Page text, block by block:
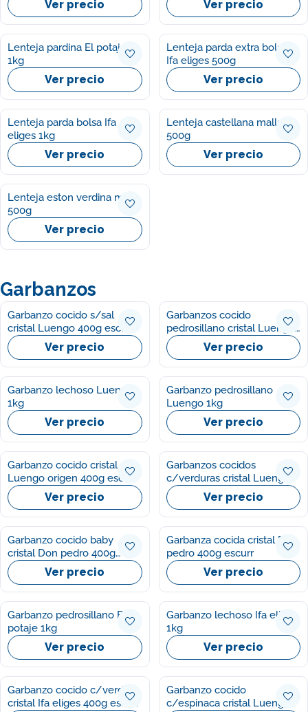
Ver precio Ver precio
Lenteja pardina El potaje
1kg
Ver precio
Lenteja parda extra bolsa
Ifa eliges 500g
Ver precio
Lenteja parda bolsa Ifa
eliges 1kg
Ver precio
Lenteja castellana malla
500g
Ver precio
Lenteja eston verdina malla
500g
Ver precio
Garbanzos
Garbanzo cocido s/sal
cristal Luengo 400g escurr
Ver precio
Garbanzos cocido
pedrosillano cristal Luengo
400g escurVer precio
Garbanzo lechoso Luengo
1kg
Ver precio
Garbanzo pedrosillano
Luengo 1kg
Ver precio
Garbanzo cocido cristal
Luengo origen 400g escurr
Ver precio
Garbanzos cocidos
c/verduras cristal Luengo
400g escurVer precio
Garbanzo cocido baby
cristal Don pedro 400g
escurr
Ver precio
Garbanza cocida cristal Don
pedro 400g escurr
Ver precio
Garbanzo pedrosillano El
potaje 1kg
Ver precio
Garbanzo lechoso Ifa eliges
1kg
Ver precio
Garbanzo cocido c/verdura
cristal Ifa eliges 400g escurr
Garbanzo cocido
c/espinaca cristal Luengo